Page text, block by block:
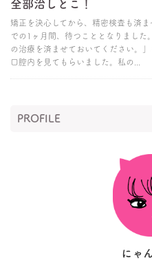
全部治しとこ！
矯正を決心してから、精密検査も済
での1ヶ月間、待つこととなりまし
の治療を済ませておいてください。
口腔内を見てもらいました。私の...
PROFILE
にゃ